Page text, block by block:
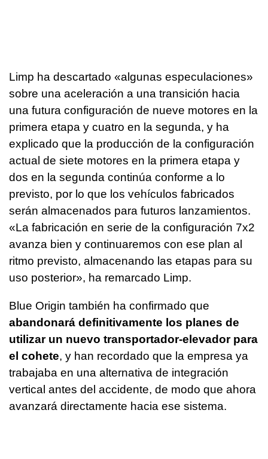
Limp ha descartado «algunas especulaciones»
sobre una aceleración a una transición hacia
una futura configuración de nueve motores en la
primera etapa y cuatro en la segunda, y ha
explicado que la producción de la configuración
actual de siete motores en la primera etapa y
dos en la segunda continúa conforme a lo
previsto, por lo que los vehículos fabricados
serán almacenados para futuros lanzamientos.
«La fabricación en serie de la configuración 7x2
avanza bien y continuaremos con ese plan al
ritmo previsto, almacenando las etapas para su
uso posterior», ha remarcado Limp.
Blue Origin también ha confirmado que
abandonará definitivamente los planes de
utilizar un nuevo transportador-elevador para
el cohete, y han recordado que la empresa ya
trabajaba en una alternativa de integración
vertical antes del accidente, de modo que ahora
avanzará directamente hacia ese sistema.